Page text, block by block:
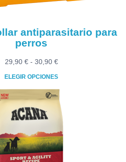
página
antiparasitario para
perros
29,90 € - 30,90 €Rango
29,90 €
hasta
ELEGIR OPCIONES
Este
producto
tiene
variantes.
Las
opciones